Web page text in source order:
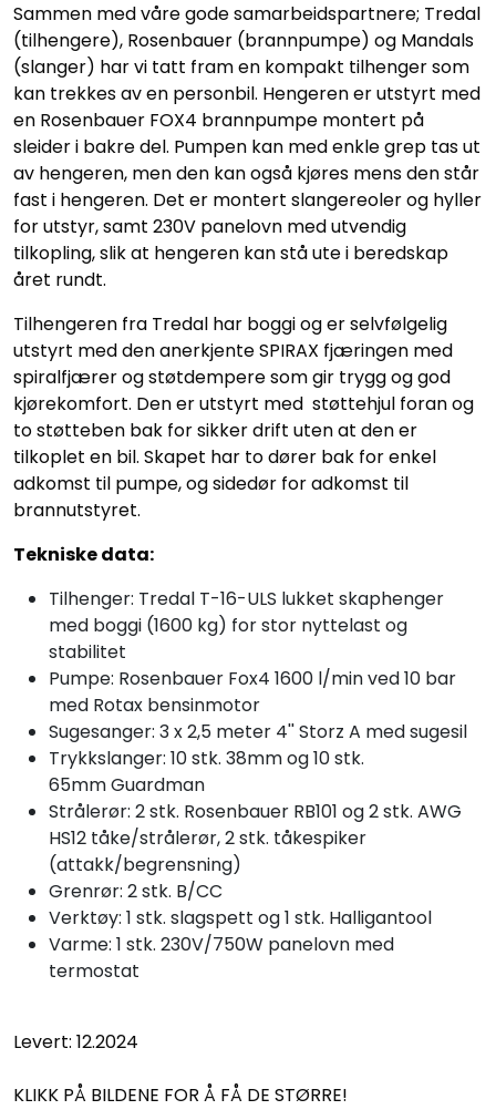
Sammen med våre gode samarbeidspartnere; Tredal
(tilhengere), Rosenbauer (brannpumpe) og Mandals
(slanger) har vi tatt fram en kompakt tilhenger som
kan trekkes av en personbil. Hengeren er utstyrt med
en Rosenbauer FOX4 brannpumpe montert på
sleider i bakre del. Pumpen kan med enkle grep tas ut
av hengeren, men den kan også kjøres mens den står
fast i hengeren. Det er montert slangereoler og hyller
for utstyr, samt 230V panelovn med utvendig
tilkopling, slik at hengeren kan stå ute i beredskap
året rundt.
Tilhengeren fra Tredal har boggi og er selvfølgelig
utstyrt med den anerkjente SPIRAX fjæringen med
spiralfjærer og støtdempere som gir trygg og god
kjørekomfort. Den er utstyrt med støttehjul foran og
to støtteben bak for sikker drift uten at den er
tilkoplet en bil. Skapet har to dører bak for enkel
adkomst til pumpe, og sidedør for adkomst til
brannutstyret.
Tekniske data:
Tilhenger: Tredal T-16-ULS lukket skaphenger
med boggi (1600 kg) for stor nyttelast og
stabilitet
Pumpe: Rosenbauer Fox4 1600 l/min ved 10 bar
med Rotax bensinmotor
Sugesanger: 3 x 2,5 meter 4'' Storz A med sugesil
Trykkslanger: 10 stk. 38mm og 10 stk.
65mm Guardman
Strålerør: 2 stk. Rosenbauer RB101 og 2 stk. AWG
HS12 tåke/strålerør, 2 stk. tåkespiker
(attakk/begrensning)
Grenrør: 2 stk. B/CC
Verktøy: 1 stk. slagspett og 1 stk. Halligantool
Varme: 1 stk. 230V/750W panelovn med
termostat
Levert: 12.2024
KLIKK PÅ BILDENE FOR Å FÅ DE STØRRE!